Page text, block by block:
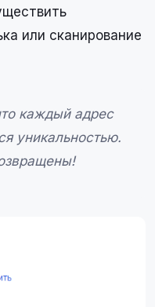
или сканирование
каждый адрес
уникальностью.